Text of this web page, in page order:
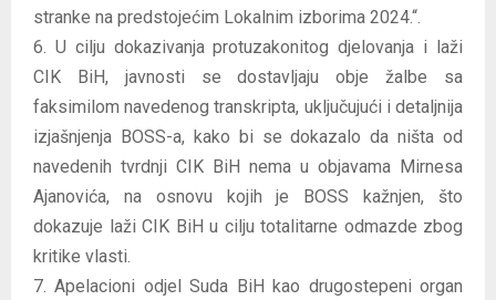
stranke na predstojećim Lokalnim izborima 2024.“.
6. U cilju dokazivanja protuzakonitog djelovanja i laži
CIK BiH, javnosti se dostavljaju obje žalbe sa
faksimilom navedenog transkripta, uključujući i detaljnija
izjašnjenja BOSS-a, kako bi se dokazalo da ništa od
navedenih tvrdnji CIK BiH nema u objavama Mirnesa
Ajanovića, na osnovu kojih je BOSS kažnjen, što
dokazuje laži CIK BiH u cilju totalitarne odmazde zbog
kritike vlasti.
7. Apelacioni odjel Suda BiH kao drugostepeni organ